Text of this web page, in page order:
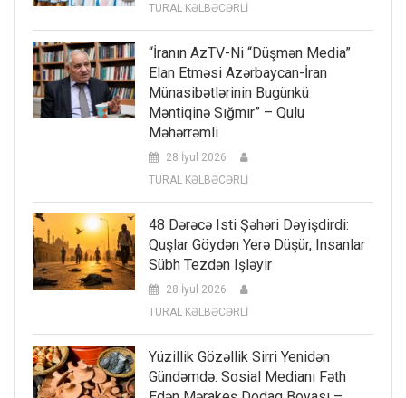
TURAL KƏLBƏCƏRLİ
“İranın AzTV-Ni “düşmən Media”
Elan Etməsi Azərbaycan-İran
Münasibətlərinin Bugünkü
Məntiqinə Sığmır” – Qulu
Məhərrəmli
28 İyul 2026
TURAL KƏLBƏCƏRLİ
48 Dərəcə Isti Şəhəri Dəyişdirdi:
Quşlar Göydən Yerə Düşür, Insanlar
Sübh Tezdən Işləyir
28 İyul 2026
TURAL KƏLBƏCƏRLİ
Yüzillik Gözəllik Sirri Yenidən
Gündəmdə: Sosial Medianı Fəth